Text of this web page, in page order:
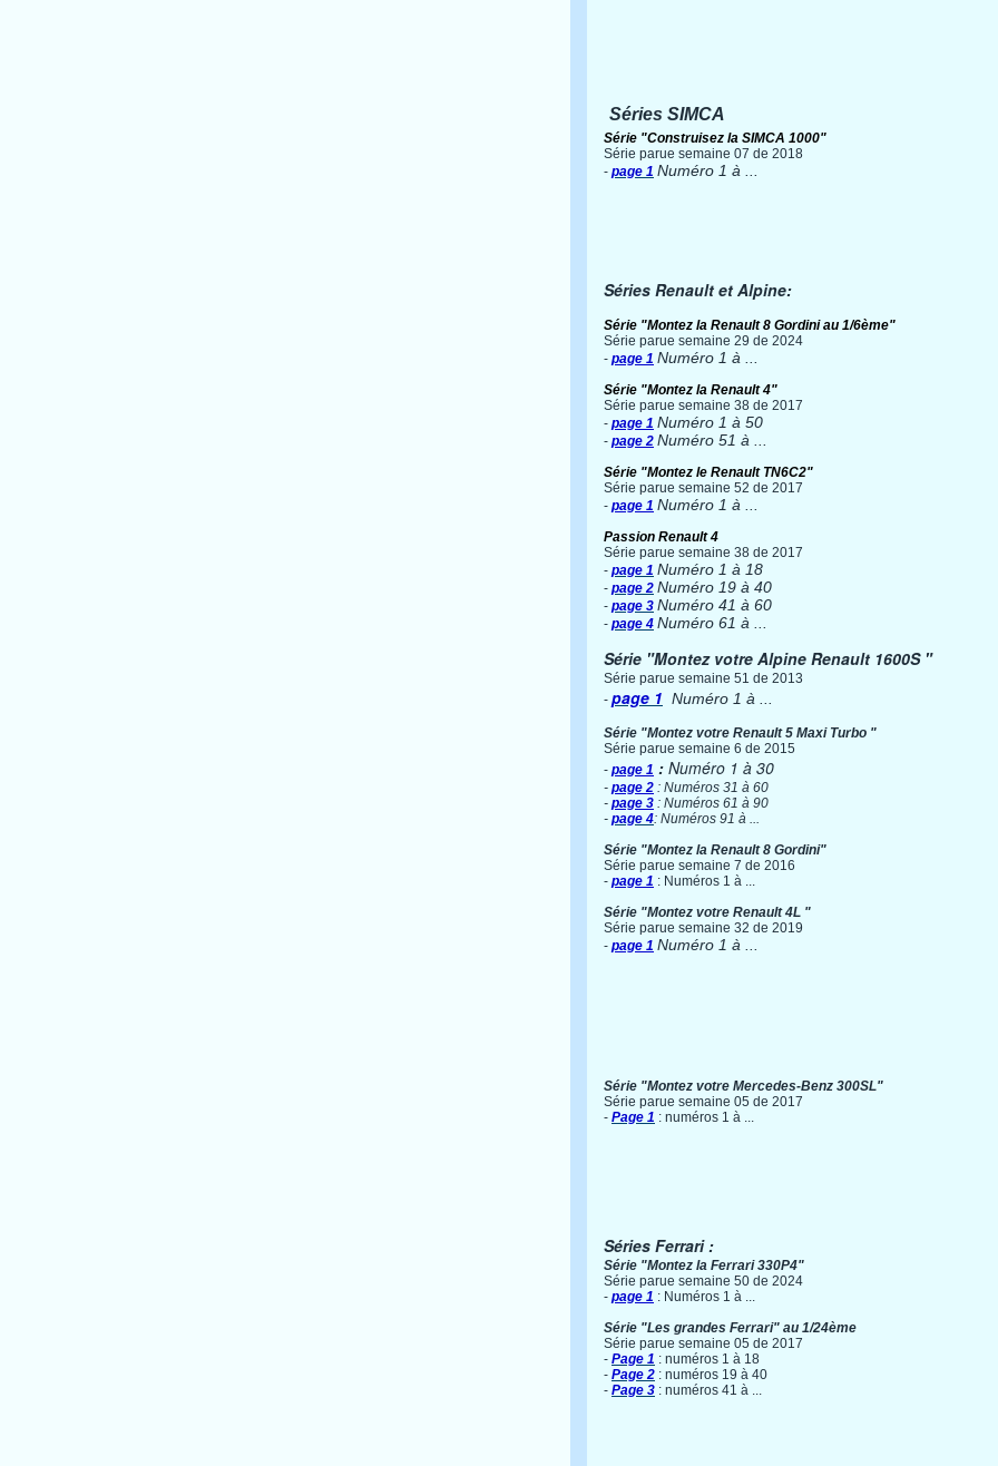
Séries SIMCA
Série "Construisez la SIMCA 1000"
Série parue semaine 07 de 2018
- page 1 Numéro 1 à ...
Séries Renault et Alpine:
Série "Montez la Renault 8 Gordini au 1/6ème"
Série parue semaine 29 de 2024
- page 1 Numéro 1 à ...
Série "Montez la Renault 4"
Série parue semaine 38 de 2017
- page 1 Numéro 1 à 50
- page 2 Numéro 51 à ...
Série "Montez le Renault TN6C2"
Série parue semaine 52 de 2017
- page 1 Numéro 1 à ...
Passion Renault 4
Série parue semaine 38 de 2017
- page 1 Numéro 1 à 18
- page 2 Numéro 19 à 40
- page 3 Numéro 41 à 60
- page 4 Numéro 61 à ...
Série "Montez votre Alpine Renault 1600S "
Série parue semaine 51 de 2013
- page 1 Numéro 1 à ...
Série "Montez votre Renault 5 Maxi Turbo "
Série parue semaine 6 de 2015
- page 1 : Numéro 1 à 30
- page 2 : Numéros 31 à 60
- page 3 : Numéros 61 à 90
- page 4: Numéros 91 à ...
Série "Montez la Renault 8 Gordini"
Série parue semaine 7 de 2016
- page 1 : Numéros 1 à ...
Série "Montez votre Renault 4L "
Série parue semaine 32 de 2019
- page 1 Numéro 1 à ...
Série "Montez votre Mercedes-Benz 300SL"
Série parue semaine 05 de 2017
- Page 1 : numéros 1 à ...
Séries Ferrari :
Série "Montez la Ferrari 330P4"
Série parue semaine 50 de 2024
- page 1 : Numéros 1 à ...
Série "Les grandes Ferrari" au 1/24ème
Série parue semaine 05 de 2017
- Page 1 : numéros 1 à 18
- Page 2 : numéros 19 à 40
- Page 3 : numéros 41 à ...